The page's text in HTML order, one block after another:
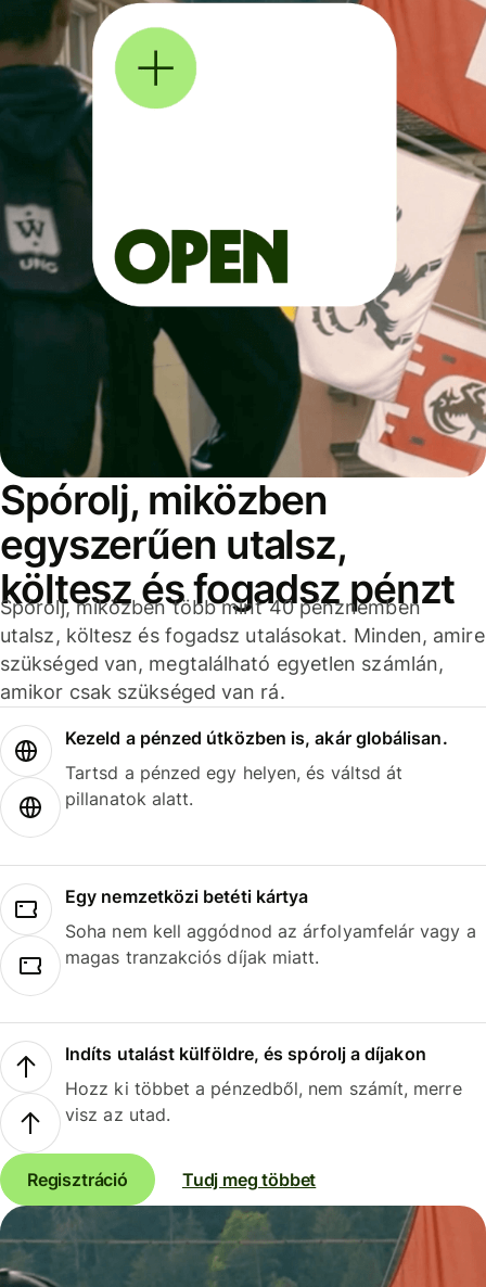
Spórolj, miközben
egyszerűen utalsz,
költesz és fogadsz pénzt
Spórolj, miközben több mint 40 pénznemben
utalsz, költesz és fogadsz utalásokat. Minden, amire
szükséged van, megtalálható egyetlen számlán,
amikor csak szükséged van rá.
Kezeld a pénzed útközben is, akár globálisan.
Tartsd a pénzed egy helyen, és váltsd át
pillanatok alatt.
Egy nemzetközi betéti kártya
Soha nem kell aggódnod az árfolyamfelár vagy a
magas tranzakciós díjak miatt.
Indíts utalást külföldre, és spórolj a díjakon
Hozz ki többet a pénzedből, nem számít, merre
visz az utad.
Regisztráció Tudj meg többet